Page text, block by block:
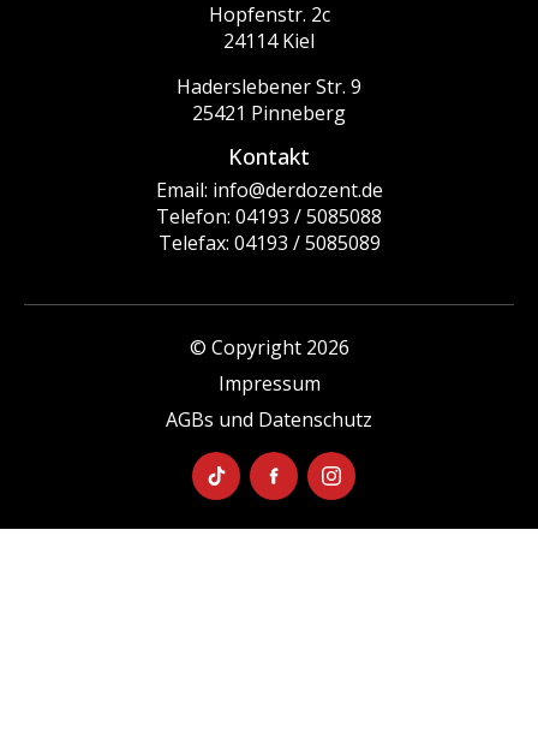
Hopfenstr. 2c
24114 Kiel
Haderslebener Str. 9
25421 Pinneberg
Kontakt
Email: info@derdozent.de
Telefon: 04193 / 5085088
Telefax: 04193 / 5085089
© Copyright 2026
Impressum
AGBs und Datenschutz